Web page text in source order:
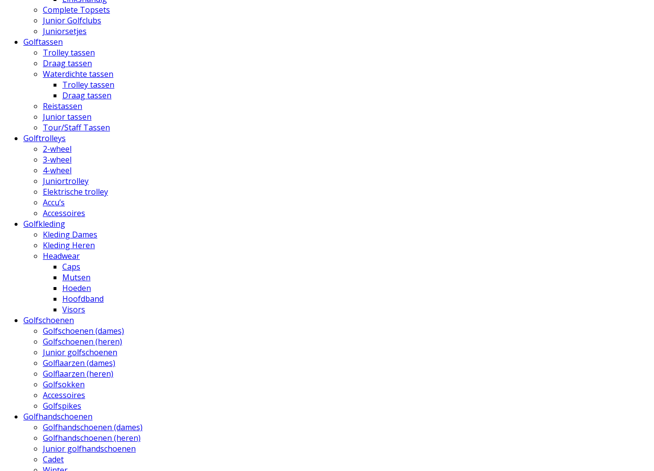
Complete Topsets
Junior Golfclubs
Juniorsetjes
Golftassen
Trolley tassen
Draag tassen
Waterdichte tassen
Trolley tassen
Draag tassen
Reistassen
Junior tassen
Tour/Staff Tassen
Golftrolleys
2-wheel
3-wheel
4-wheel
Juniortrolley
Elektrische trolley
Accu’s
Accessoires
Golfkleding
Kleding Dames
Kleding Heren
Headwear
Caps
Mutsen
Hoeden
Hoofdband
Visors
Golfschoenen
Golfschoenen (dames)
Golfschoenen (heren)
Junior golfschoenen
Golflaarzen (dames)
Golflaarzen (heren)
Golfsokken
Accessoires
Golfspikes
Golfhandschoenen
Golfhandschoenen (dames)
Golfhandschoenen (heren)
Junior golfhandschoenen
Cadet